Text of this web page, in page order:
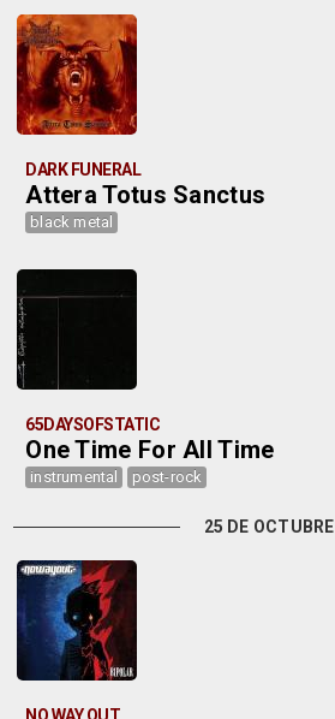
DARK FUNERAL
Attera Totus Sanctus
black metal
65DAYSOFSTATIC
One Time For All Time
instrumental post-rock
25 DE OCTUBRE